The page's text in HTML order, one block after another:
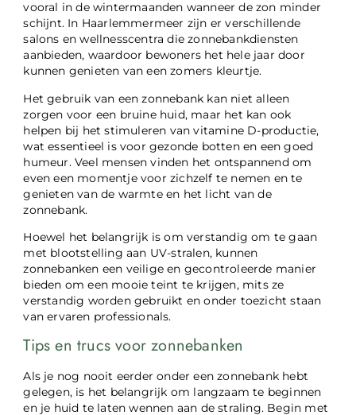
vooral in de wintermaanden wanneer de zon minder
schijnt. In Haarlemmermeer zijn er verschillende
salons en wellnesscentra die zonnebankdiensten
aanbieden, waardoor bewoners het hele jaar door
kunnen genieten van een zomers kleurtje.
Het gebruik van een zonnebank kan niet alleen
zorgen voor een bruine huid, maar het kan ook
helpen bij het stimuleren van vitamine D-productie,
wat essentieel is voor gezonde botten en een goed
humeur. Veel mensen vinden het ontspannend om
even een momentje voor zichzelf te nemen en te
genieten van de warmte en het licht van de
zonnebank.
Hoewel het belangrijk is om verstandig om te gaan
met blootstelling aan UV-stralen, kunnen
zonnebanken een veilige en gecontroleerde manier
bieden om een mooie teint te krijgen, mits ze
verstandig worden gebruikt en onder toezicht staan
van ervaren professionals.
Tips en trucs voor zonnebanken
Als je nog nooit eerder onder een zonnebank hebt
gelegen, is het belangrijk om langzaam te beginnen
en je huid te laten wennen aan de straling. Begin met